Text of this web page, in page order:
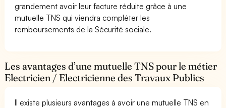
grandement avoir leur facture réduite grâce à une
mutuelle TNS qui viendra compléter les
remboursements de la Sécurité sociale.
Les avantages d’une mutuelle TNS pour le métier
Electricien / Electricienne des Travaux Publics
Il existe plusieurs avantages à avoir une mutuelle TNS en